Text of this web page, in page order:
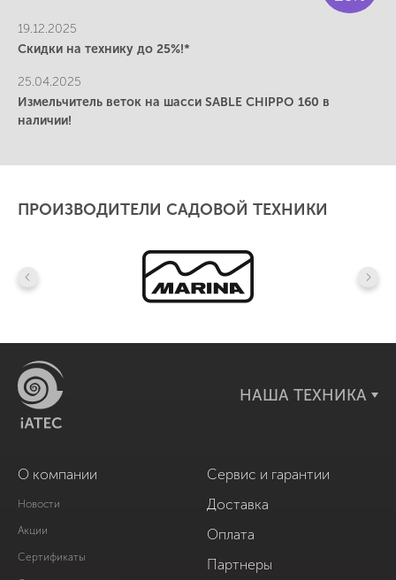
19.12.2025
Скидки на технику до 25%!*
25.04.2025
Измельчитель веток на шасси SABLE CHIPPO 160 в
наличии!
ПРОИЗВОДИТЕЛИ САДОВОЙ ТЕХНИКИ
НАША ТЕХНИКА
О компании
Новости
Акции
Сертификаты
Сервис и гарантии
Доставка
Оплата
Партнеры